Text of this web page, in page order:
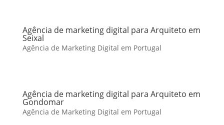
Agência de marketing digital para Arquiteto em
Seixal
Agência de Marketing Digital em Portugal
Agência de marketing digital para Arquiteto em
Gondomar
Agência de Marketing Digital em Portugal